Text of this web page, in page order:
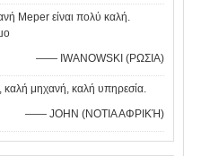
Meper είναι πολύ καλή.
—— IWANOWSKI (ΡΩΣΙΑ)
καλή μηχανή, καλή υπηρεσία.
—— JOHN (ΝΟΤΙΑ ΑΦΡΙΚΉ)